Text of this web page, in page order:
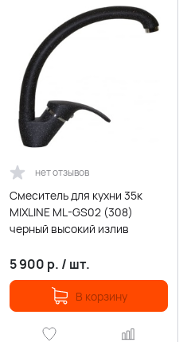
нет отзывов
Смеситель для кухни 35к
MIXLINE ML-GS02 (308)
черный высокий излив
5 900 р. / шт.
В корзину